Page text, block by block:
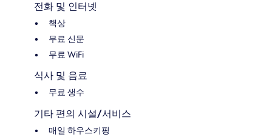
전화 및 인터넷
책상
무료 신문
무료 WiFi
식사 및 음료
무료 생수
기타 편의 시설/서비스
매일 하우스키핑